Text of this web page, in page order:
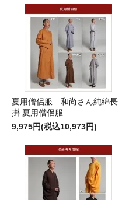
夏用僧侶服 和尚さん純綿長
掛 夏用僧侶服
9,975円(税込10,973円)